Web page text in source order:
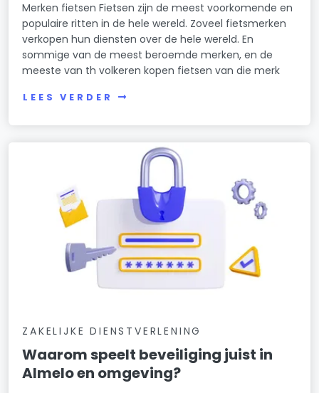
Merken fietsen Fietsen zijn de meest voorkomende en
populaire ritten in de hele wereld. Zoveel fietsmerken
verkopen hun diensten over de hele wereld. En
sommige van de meest beroemde merken, en de
meeste van th volkeren kopen fietsen van die merk
LEES VERDER
ZAKELIJKE DIENSTVERLENING
Waarom speelt beveiliging juist in
Almelo en omgeving?